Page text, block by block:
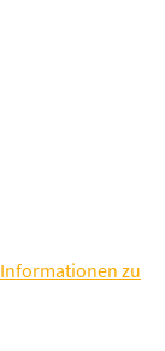
Informationen zu